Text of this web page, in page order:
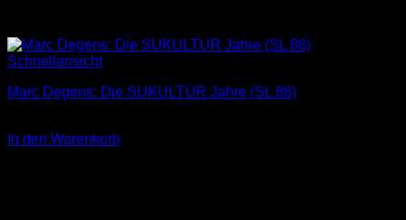
Schnellansicht
Marc Degens: Die SUKULTUR Jahre (SL 88)
In den Warenkorb